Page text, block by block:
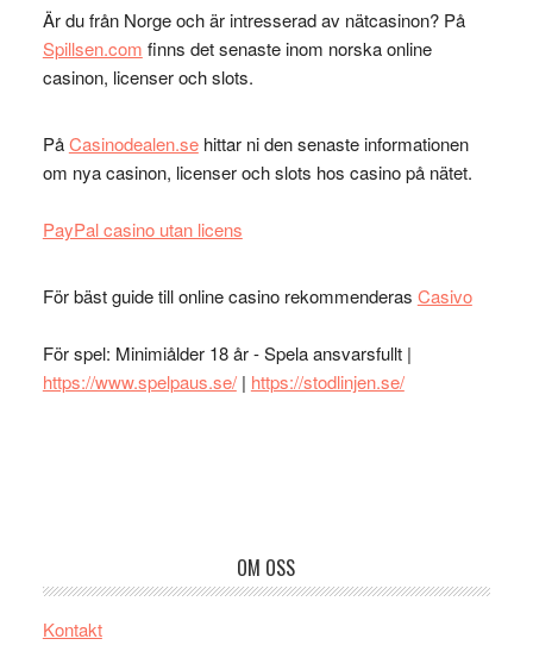
Är du från Norge och är intresserad av nätcasinon? På
Spillsen.com finns det senaste inom norska online
casinon, licenser och slots.
PåCasinodealen.sehittar ni den senaste informationen
om nya casinon, licenser och slots hos casino på nätet.
PayPal casino utan licens
För bäst guide till online casino rekommenderas Casivo
För spel: Minimiålder 18 år - Spela ansvarsfullt |
https://www.spelpaus.se/| https://stodlinjen.se/
OM OSS
Kontakt